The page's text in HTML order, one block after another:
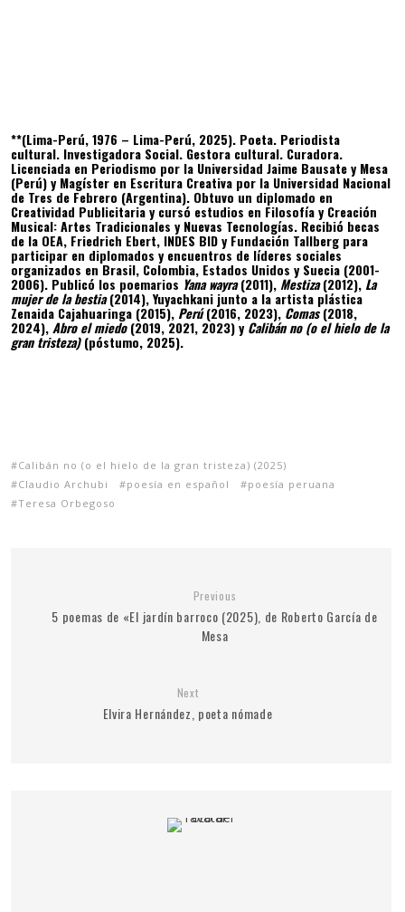
**(Lima-Perú, 1976 – Lima-Perú, 2025). Poeta. Periodista
cultural. Investigadora Social. Gestora cultural. Curadora.
Licenciada en Periodismo por la Universidad Jaime Bausate y Mesa
(Perú) y Magíster en Escritura Creativa por la Universidad Nacional
de Tres de Febrero (Argentina). Obtuvo un diplomado en
Creatividad Publicitaria y cursó estudios en Filosofía y Creación
Musical: Artes Tradicionales y Nuevas Tecnologías. Recibió becas
de la OEA, Friedrich Ebert, INDES BID y Fundación Tallberg para
participar en diplomados y encuentros de líderes sociales
organizados en Brasil, Colombia, Estados Unidos y Suecia (2001-
2006). Publicó los poemarios Yana wayra(2011), Mestiza(2012), La
mujer de la bestia(2014), Yuyachkani junto a la artista plástica
Zenaida Cajahuaringa (2015), Perú(2016, 2023), Comas(2018,
2024), Abro el miedo(2019, 2021, 2023) y Calibán no (o el hielo de la
gran tristeza)(póstumo, 2025).
Calibán no (o el hielo de la gran tristeza) (2025)
Claudio Archubi
poesía en español
poesía peruana
Teresa Orbegoso
Previous
5 poemas de «El jardín barroco (2025), de Roberto García de
Mesa
Next
Elvira Hernández, poeta nómade